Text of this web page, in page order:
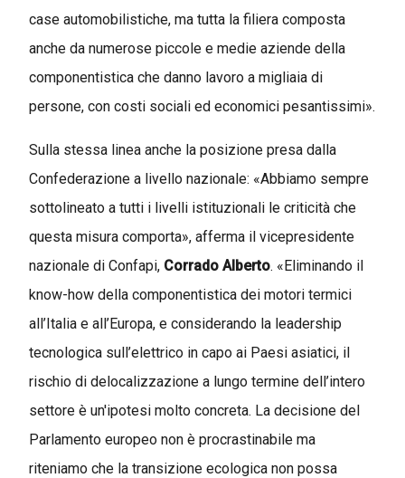
case automobilistiche, ma tutta la filiera composta
anche da numerose piccole e medie aziende della
componentistica che danno lavoro a migliaia di
persone, con costi sociali ed economici pesantissimi».
Sulla stessa linea anche la posizione presa dalla
Confederazione a livello nazionale: «Abbiamo sempre
sottolineato a tutti i livelli istituzionali le criticità che
questa misura comporta», afferma il vicepresidente
nazionale di Confapi, Corrado Alberto. «Eliminando il
know-how della componentistica dei motori termici
all’Italia e all’Europa, e considerando la leadership
tecnologica sull’elettrico in capo ai Paesi asiatici, il
rischio di delocalizzazione a lungo termine dell’intero
settore è un'ipotesi molto concreta. La decisione del
Parlamento europeo non è procrastinabile ma
riteniamo che la transizione ecologica non possa